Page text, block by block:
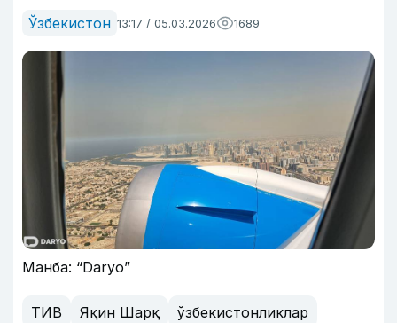
Ўзбекистон 13:17 / 05.03.2026 1689
Манба: “Daryo”
ТИВ Яқин Шарқ
ўзбекистонликлар